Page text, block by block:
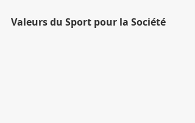
Valeurs du Sport pour la Société